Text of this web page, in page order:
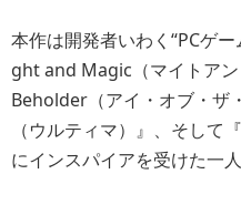
本作は開発者いわく“PCゲ
ght and Magic（マイトア
Beholder（アイ・オブ・ザ
（ウルティマ）』、そして
にインスパイアを受けた一